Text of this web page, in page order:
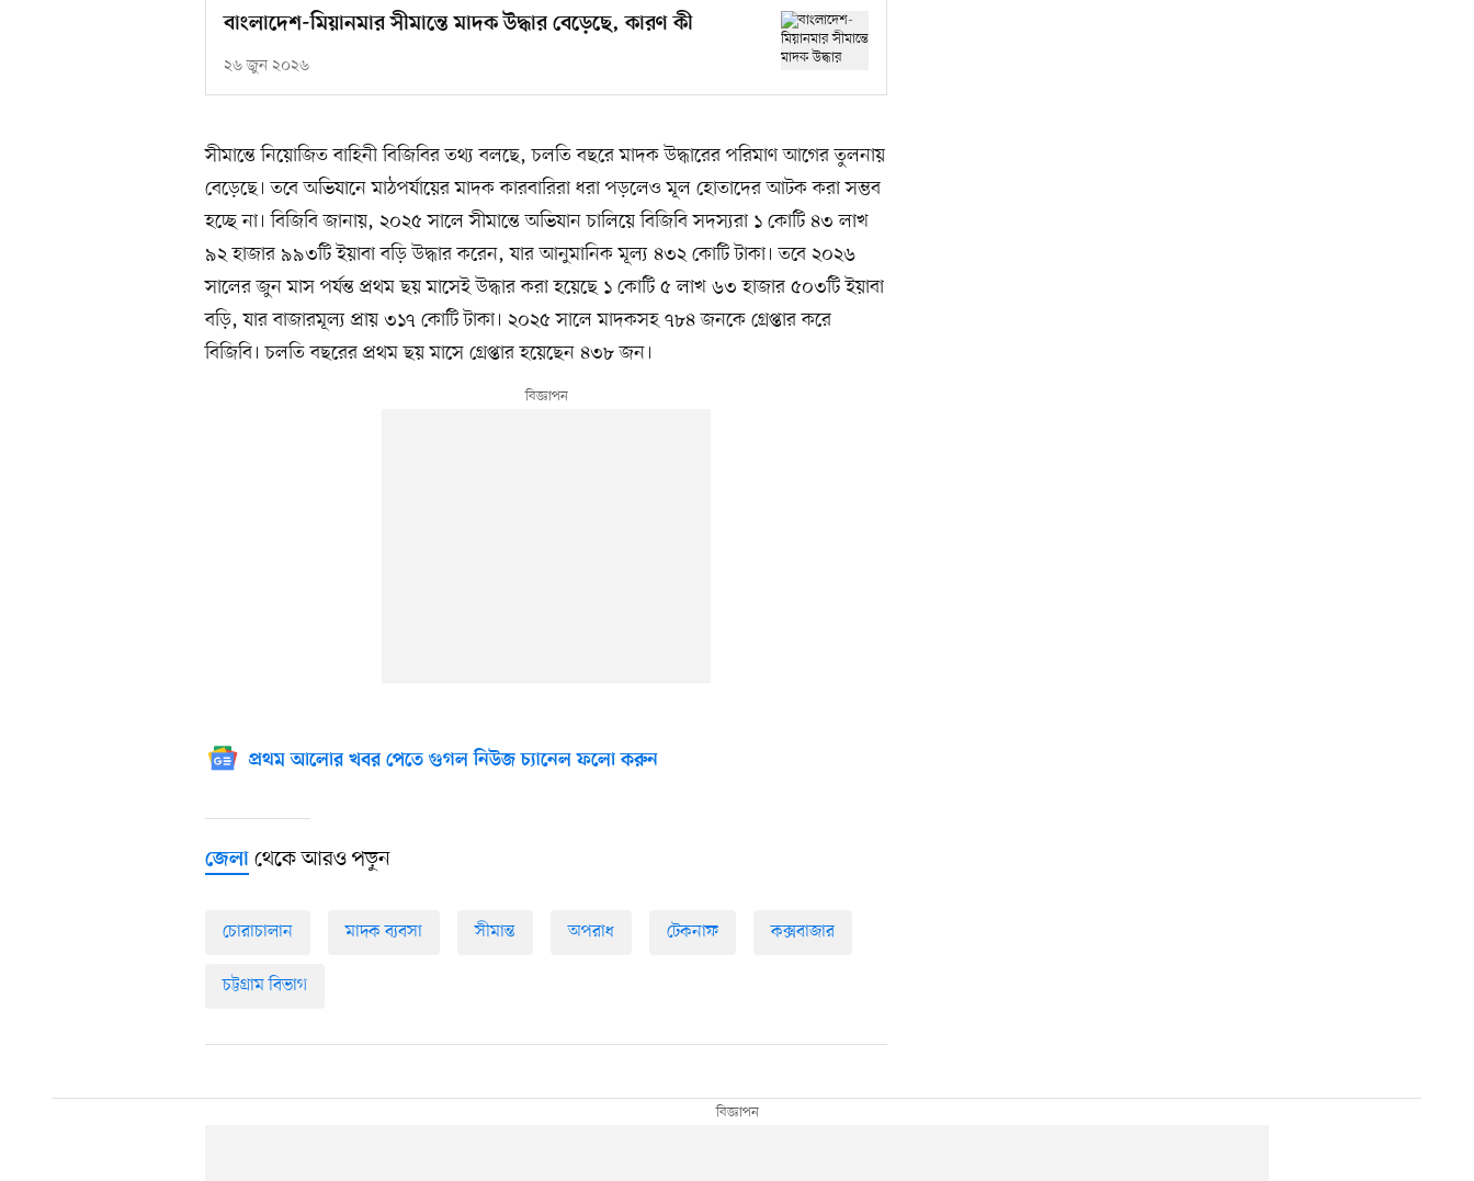
বাংলাদেশ-মিয়ানমার সীমান্তে মাদক উদ্ধার বেড়েছে, কারণ কী
২৬ জুন ২০২৬
সীমান্তে নিয়োজিত বাহিনী বিজিবির তথ্য বলছে, চলতি বছরে মাদক উদ্ধারের পরিমাণ আগের তুলনায়
বেড়েছে। তবে অভিযানে মাঠপর্যায়ের মাদক কারবারিরা ধরা পড়লেও মূল হোতাদের আটক করা সম্ভব
হচ্ছে না। বিজিবি জানায়, ২০২৫ সালে সীমান্তে অভিযান চালিয়ে বিজিবি সদস্যরা ১ কোটি ৪৩ লাখ
৯২ হাজার ৯৯৩টি ইয়াবা বড়ি উদ্ধার করেন, যার আনুমানিক মূল্য ৪৩২ কোটি টাকা। তবে ২০২৬
সালের জুন মাস পর্যন্ত প্রথম ছয় মাসেই উদ্ধার করা হয়েছে ১ কোটি ৫ লাখ ৬৩ হাজার ৫০৩টি ইয়াবা
বড়ি, যার বাজারমূল্য প্রায় ৩১৭ কোটি টাকা। ২০২৫ সালে মাদকসহ ৭৮৪ জনকে গ্রেপ্তার করে
বিজিবি। চলতি বছরের প্রথম ছয় মাসে গ্রেপ্তার হয়েছেন ৪৩৮ জন।
প্রথম আলোর খবর পেতে গুগল নিউজ চ্যানেল ফলো করুন
জেলা থেকে আরও পড়ুন
চোরাচালান মাদক ব্যবসা সীমান্ত অপরাধ টেকনাফ কক্সবাজার
চট্টগ্রাম বিভাগ